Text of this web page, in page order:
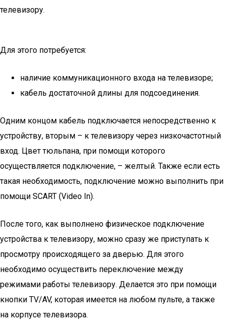
телевизору.
Для этого потребуется:
наличие коммуникационного входа на телевизоре;
кабель достаточной длины для подсоединения.
Одним концом кабель подключается непосредственно к
устройству, вторым – к телевизору через низкочастотный
вход. Цвет тюльпана, при помощи которого
осуществляется подключение, – желтый. Также если есть
такая необходимость, подключение можно выполнить при
помощи SCART (Video In).
После того, как выполнено физическое подключение
устройства к телевизору, можно сразу же приступать к
просмотру происходящего за дверью. Для этого
необходимо осуществить переключение между
режимами работы телевизору. Делается это при помощи
кнопки TV/AV, которая имеется на любом пульте, а также
на корпусе телевизора.